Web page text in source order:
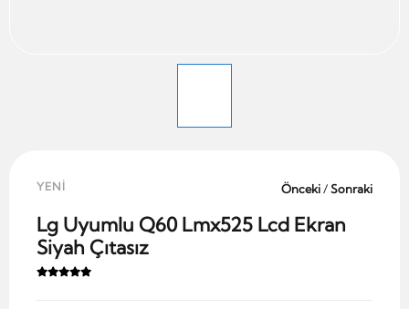
YENİ Önceki/Sonraki
Lg Uyumlu Q60 Lmx525 Lcd Ekran
Siyah Çıtasız